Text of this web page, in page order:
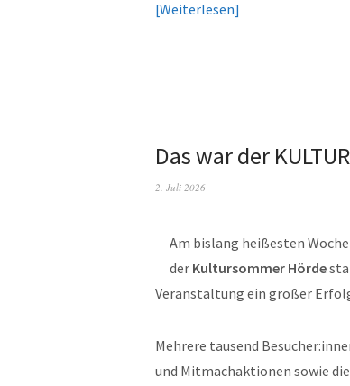
Weiterlesen
Das war der
2. Juli 2026
Am bislang heißesten
der Kultursommer Hörde
Veranstaltung ein großer
Mehrere tausend
und Mitmachaktionen sowie